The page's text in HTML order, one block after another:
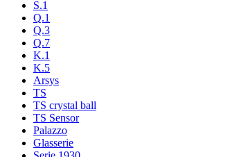
S.1
Q.1
Q.3
Q.7
K.1
K.5
Arsys
TS
TS crystal ball
TS Sensor
Palazzo
Glasserie